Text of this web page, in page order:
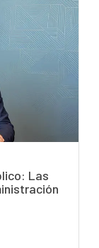
Las